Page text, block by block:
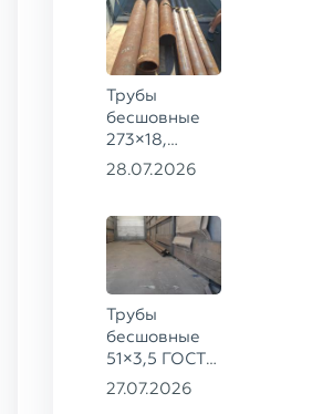
Трубы
бесшовные
273×18,
168×12 ГОСТ
28.07.2026
Трубы
бесшовные
51×3,5 ГОСТ
8732-78, ст.
27.07.2026